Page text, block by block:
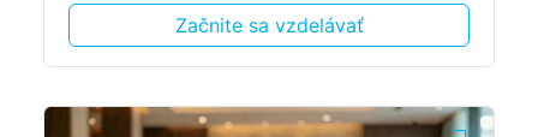
Začnite sa vzdelávať